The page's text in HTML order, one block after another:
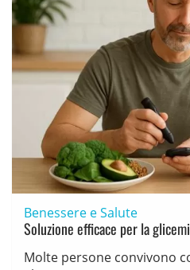
Benessere e Salute
Soluzione efficace per la
Molte persone convivono